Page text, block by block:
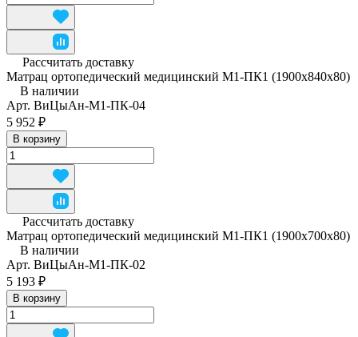
Рассчитать доставку
Матрац ортопедический медицинский М1-ПК1 (1900x840x80)
В наличии
Арт. ВиЦыАн-М1-ПК-04
5 952 ₽
В корзину
Рассчитать доставку
Матрац ортопедический медицинский М1-ПК1 (1900х700х80)
В наличии
Арт. ВиЦыАн-М1-ПК-02
5 193 ₽
В корзину